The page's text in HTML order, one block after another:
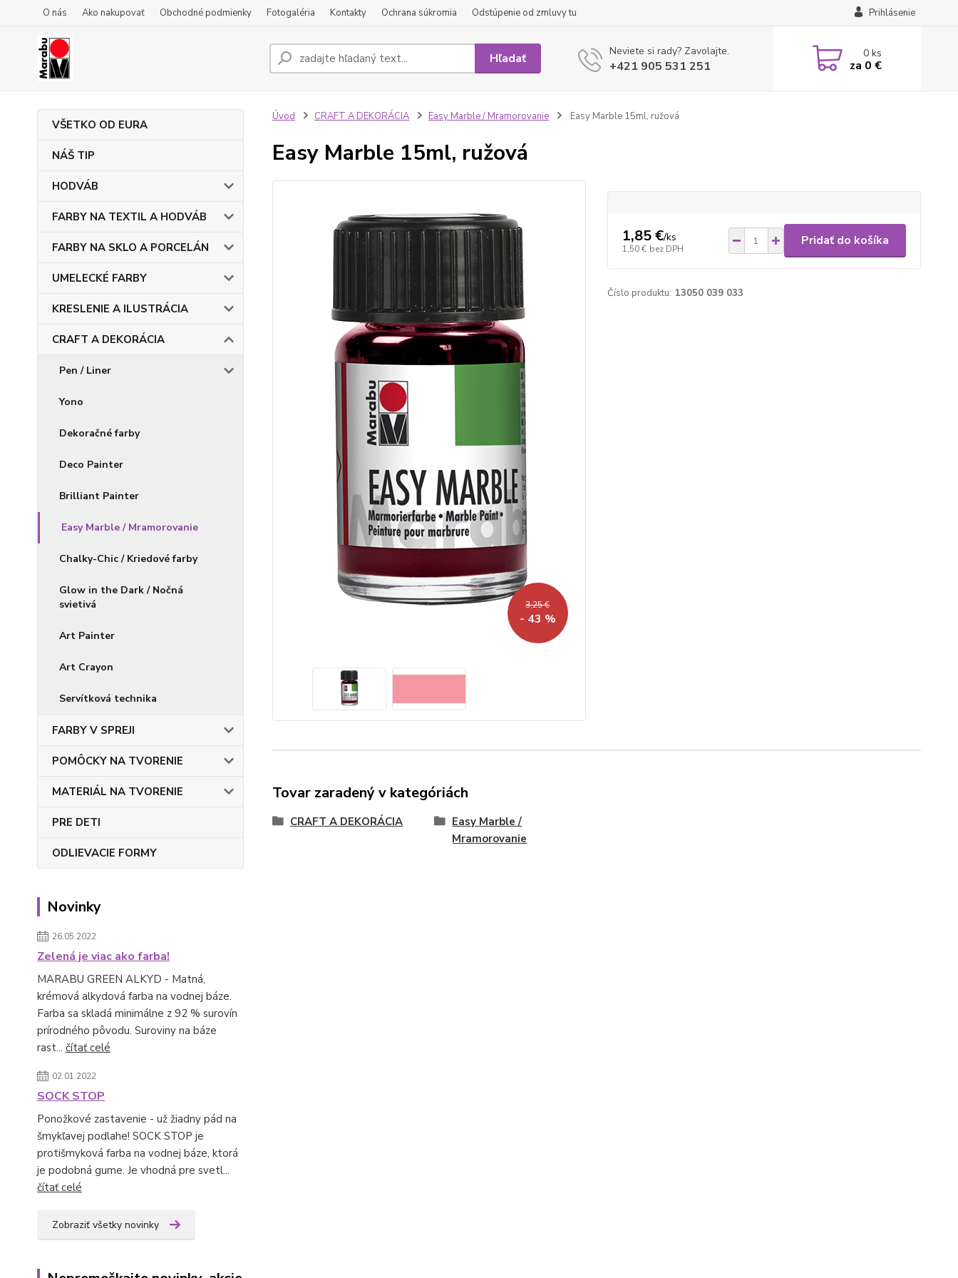
O nás Ako nakupovať Obchodné podmienky Fotogaléria Kontakty Ochrana súkromia Odstúpenie od zmluvy tu Prihlásenie
Hľadať Neviete si rady? Zavolajte.
+421 905 531 251
0ks
za 0 €
VŠETKO OD EURA
NÁŠ TIP
HODVÁB
FARBY NA TEXTIL A HODVÁB
FARBY NA SKLO A PORCELÁN
UMELECKÉ FARBY
KRESLENIE A ILUSTRÁCIA
CRAFT A DEKORÁCIA
Pen / Liner
Yono
Dekoračné farby
Deco Painter
Brilliant Painter
Easy Marble / Mramorovanie
Chalky-Chic / Kriedové farby
Glow in the Dark / Nočná
svietivá
Art Painter
Art Crayon
Servítková technika
FARBY V SPREJI
POMÔCKY NA TVORENIE
MATERIÁL NA TVORENIE
PRE DETI
ODLIEVACIE FORMY
Novinky
26.05.2022
Zelená je viac ako farba!
MARABU GREEN ALKYD - Matná,
krémová alkydová farba na vodnej báze.
Farba sa skladá minimálne z 92 % surovín
prírodného pôvodu. Suroviny na báze
rast... čítať celé
02.01.2022
SOCK STOP
Ponožkové zastavenie - už žiadny pád na
šmykľavej podlahe! SOCK STOP je
protišmyková farba na vodnej báze, ktorá
je podobná gume. Je vhodná pre svetl...
čítať celé
Zobraziť všetky novinky
Úvod CRAFT A DEKORÁCIA Easy Marble / Mramorovanie Easy Marble 15ml, ružová
Easy Marble 15ml, ružová
3,25 €
- 43 %
1,85 €/ks
1,50 € bez DPH
Pridať do košíka
Číslo produktu: 13050 039 033
Tovar zaradený v kategóriách
CRAFT A DEKORÁCIA
Easy Marble /
Mramorovanie